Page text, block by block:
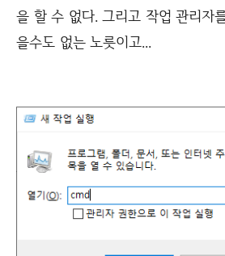
을 할 수 없다. 그리고 작업 관리자
을수도 없는 노릇이고...